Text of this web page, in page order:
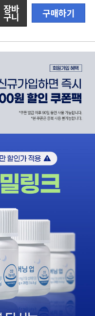
장바
구니 구매하기